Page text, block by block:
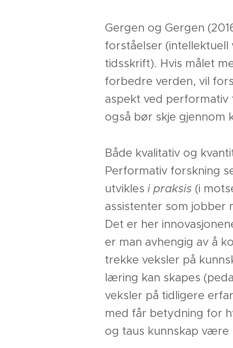
Gergen og Gergen
forståelser
tidsskrift). Hvis målet
forbedre verden, vil
aspekt ved
også bør skje gjennom
Både kvalitativ og
Performativ forskning
utvikles i praksis(i
assistenter som jobber
Det er her
er man avhengig av å
trekke veksler på
læring kan skapes
veksler på tidligere
med får betydning for
og taus kunnskap være